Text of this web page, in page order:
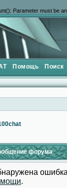
Parameter must be
Помощь Поиск
форума
.